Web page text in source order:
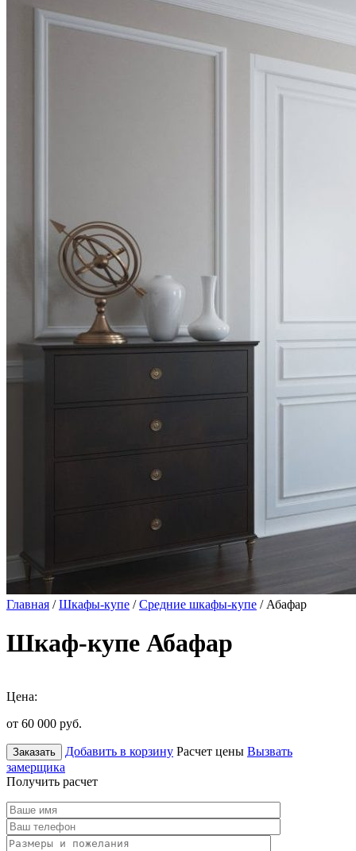
Главная /Шкафы-купе /Средние шкафы-купе / Абафар
Шкаф-купе Абафар
Цена:
от 60 000 руб.
Заказать Добавить в корзину Расчет цены Вызвать
замерщика
Получить расчет